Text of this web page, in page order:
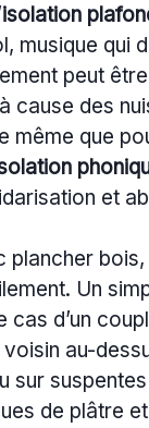
isolation
musique qui
peut
cause des
même que
et
plancher
Un
d’un
au-
sur suspentes
de plâtre